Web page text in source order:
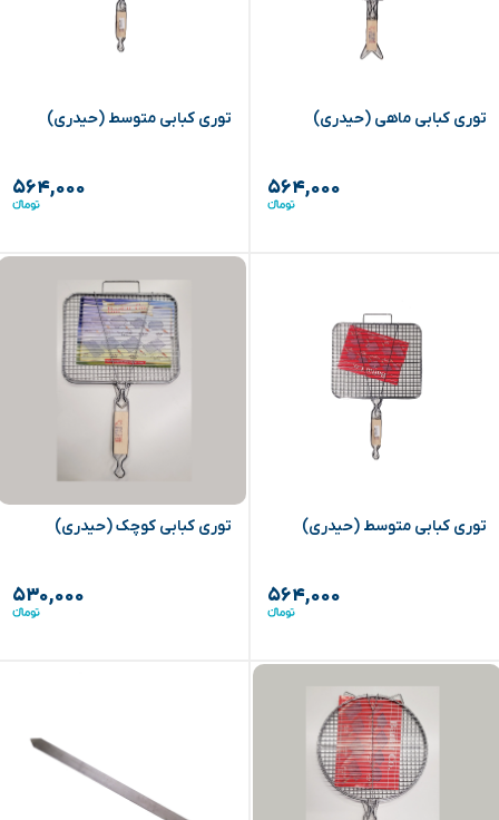
توری کبابی ماهی (حیدری)
۵۶۴,۰۰۰
توری کبابی متوسط (حیدری)
۵۶۴,۰۰۰
توری کبابی متوسط (حیدری)
۵۶۴,۰۰۰
توری کبابی کوچک (حیدری)
۵۳۰,۰۰۰